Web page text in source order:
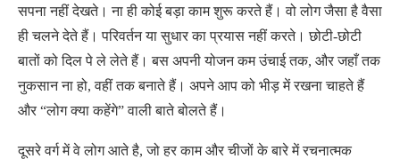
सपना नहीं देखते। ना ही कोई बड़ा काम शुरू करते हैं। वो लोग जैसा है वैसा
ही चलने देते हैं। परिवर्तन या सुधार का प्रयास नहीं करते। छोटी-छोटी
बातों को दिल पे ले लेते हैं। बस अपनी योजन कम उंचाई तक, और जहाँ तक
नुकसान ना हो, वहीं तक बनाते हैं। अपने आप को भीड़ में रखना चाहते हैं
और “लोग क्या कहेंगे” वाली बाते बोलते हैं।
दूसरे वर्ग में वे लोग आते है, जो हर काम और चीजों के बारे में रचनात्मक